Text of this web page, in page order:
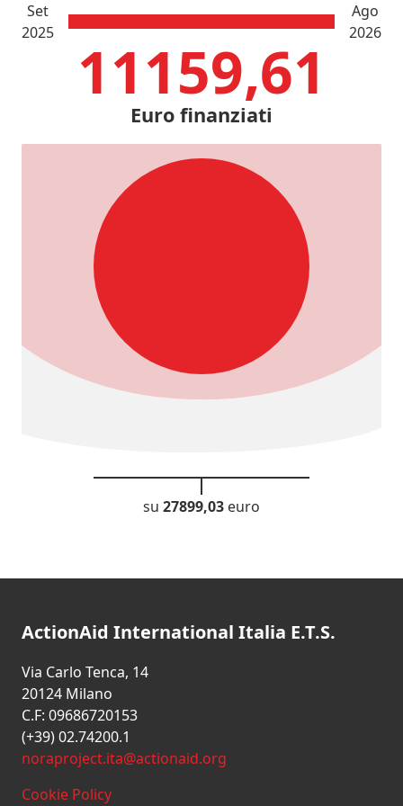
Set
2025
Ago
2026
11159,61
Euro finanziati
su 27899,03 euro
ActionAid International Italia E.T.S.
Via Carlo Tenca, 14
20124 Milano
C.F: 09686720153
(+39) 02.74200.1
noraproject.ita@actionaid.org
Cookie Policy